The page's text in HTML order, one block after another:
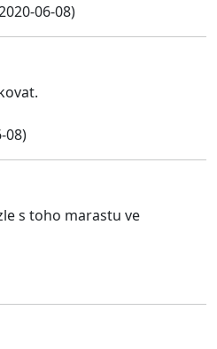
06-08)
08)
s toho marastu ve